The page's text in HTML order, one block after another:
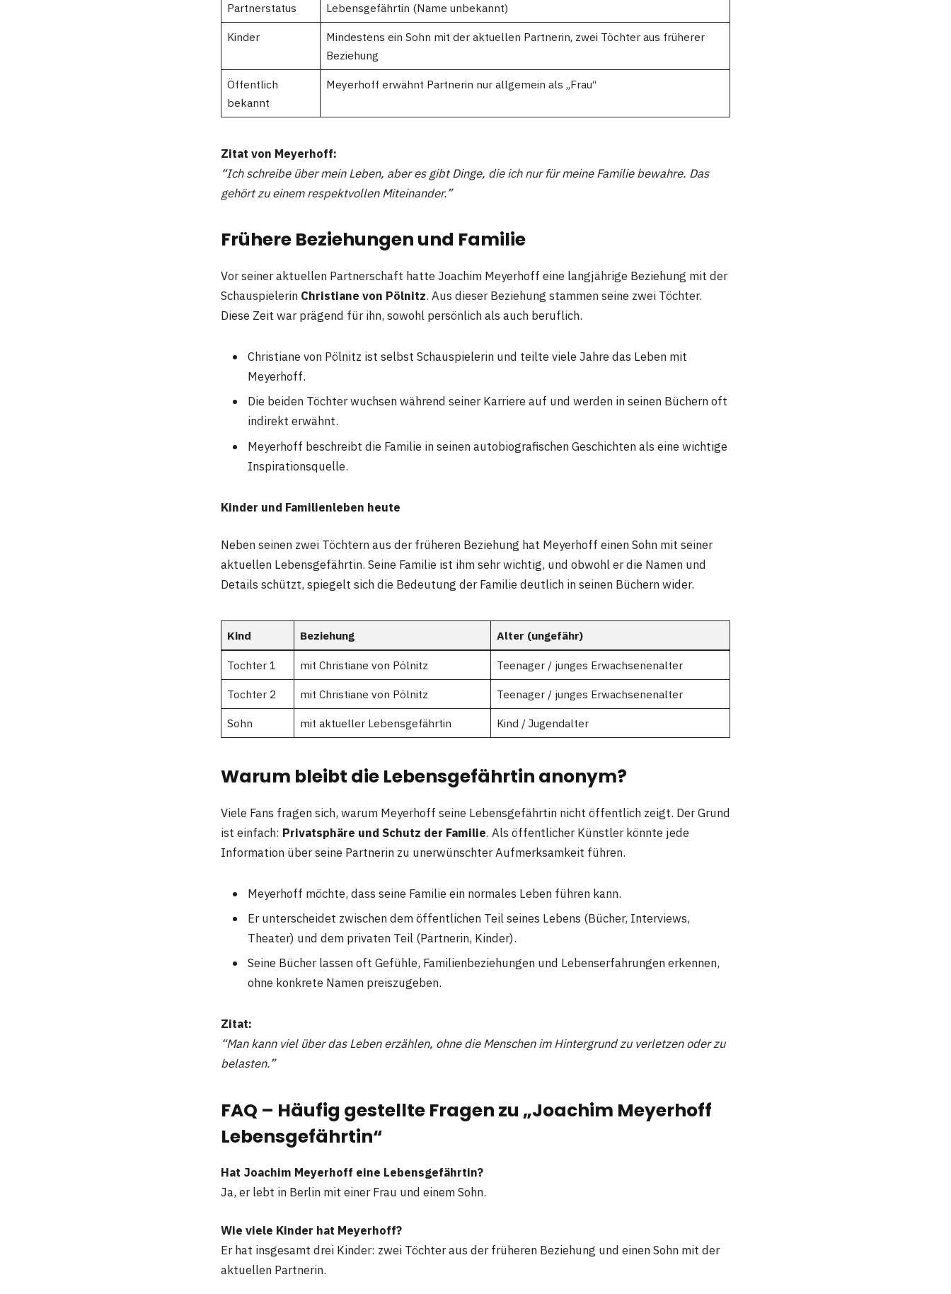
Partnerstatus Lebensgefährtin (Name unbekannt)
Kinder
Mindestens ein Sohn mit der aktuellen Partnerin, zwei Töchter aus früherer
Beziehung
Öffentlich
bekannt
Meyerhoff erwähnt Partnerin nur allgemein als „Frau“
Zitat von Meyerhoff:
“Ich schreibe über mein Leben, aber es gibt Dinge, die ich nur für meine Familie bewahre. Das
gehört zu einem respektvollen Miteinander.”
Frühere Beziehungen und Familie
Vor seiner aktuellen Partnerschaft hatte Joachim Meyerhoff eine langjährige Beziehung mit der
Schauspielerin Christiane von Pölnitz. Aus dieser Beziehung stammen seine zwei Töchter.
Diese Zeit war prägend für ihn, sowohl persönlich als auch beruflich.
Christiane von Pölnitz ist selbst Schauspielerin und teilte viele Jahre das Leben mit
Meyerhoff.
Die beiden Töchter wuchsen während seiner Karriere auf und werden in seinen Büchern oft
indirekt erwähnt.
Meyerhoff beschreibt die Familie in seinen autobiografischen Geschichten als eine wichtige
Inspirationsquelle.
Kinder und Familienleben heute
Neben seinen zwei Töchtern aus der früheren Beziehung hat Meyerhoff einen Sohn mit seiner
aktuellen Lebensgefährtin. Seine Familie ist ihm sehr wichtig, und obwohl er die Namen und
Details schützt, spiegelt sich die Bedeutung der Familie deutlich in seinen Büchern wider.
Kind Beziehung Alter (ungefähr)
Tochter 1 mit Christiane von Pölnitz Teenager / junges Erwachsenenalter
Tochter 2 mit Christiane von Pölnitz Teenager / junges Erwachsenenalter
Sohn mit aktueller Lebensgefährtin Kind / Jugendalter
Warum bleibt die Lebensgefährtin anonym?
Viele Fans fragen sich, warum Meyerhoff seine Lebensgefährtin nicht öffentlich zeigt. Der Grund
ist einfach: Privatsphäre und Schutz der Familie. Als öffentlicher Künstler könnte jede
Information über seine Partnerin zu unerwünschter Aufmerksamkeit führen.
Meyerhoff möchte, dass seine Familie ein normales Leben führen kann.
Er unterscheidet zwischen dem öffentlichen Teil seines Lebens (Bücher, Interviews,
Theater) und dem privaten Teil (Partnerin, Kinder).
Seine Bücher lassen oft Gefühle, Familienbeziehungen und Lebenserfahrungen erkennen,
ohne konkrete Namen preiszugeben.
Zitat:
“Man kann viel über das Leben erzählen, ohne die Menschen im Hintergrund zu verletzen oder zu
belasten.”
FAQ – Häufig gestellte Fragen zu „Joachim Meyerhoff
Lebensgefährtin“
Hat Joachim Meyerhoff eine Lebensgefährtin?
Ja, er lebt in Berlin mit einer Frau und einem Sohn.
Wie viele Kinder hat Meyerhoff?
Er hat insgesamt drei Kinder: zwei Töchter aus der früheren Beziehung und einen Sohn mit der
aktuellen Partnerin.